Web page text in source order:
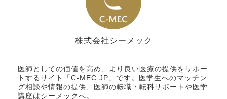
株式会社シーメック
医師としての価値を高め、より良い医療の提供をサポー
トするサイト「C-MEC.JP」です。医学生へのマッチン
グ相談や情報の提供、医師の転職・転科サポートや医学
講座はシーメックへ。